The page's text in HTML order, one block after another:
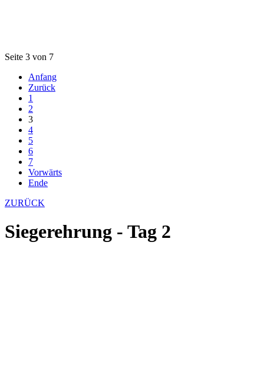
Seite 3 von 7
Anfang
Zurück
1
2
3
4
5
6
7
Vorwärts
Ende
ZURÜCK
Siegerehrung - Tag 2